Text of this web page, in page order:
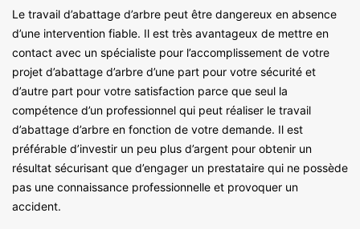
Le travail d’abattage d’arbre peut être dangereux en absence
d’une intervention fiable. Il est très avantageux de mettre en
contact avec un spécialiste pour l’accomplissement de votre
projet d’abattage d’arbre d’une part pour votre sécurité et
d’autre part pour votre satisfaction parce que seul la
compétence d’un professionnel qui peut réaliser le travail
d’abattage d’arbre en fonction de votre demande. Il est
préférable d’investir un peu plus d’argent pour obtenir un
résultat sécurisant que d’engager un prestataire qui ne possède
pas une connaissance professionnelle et provoquer un
accident.